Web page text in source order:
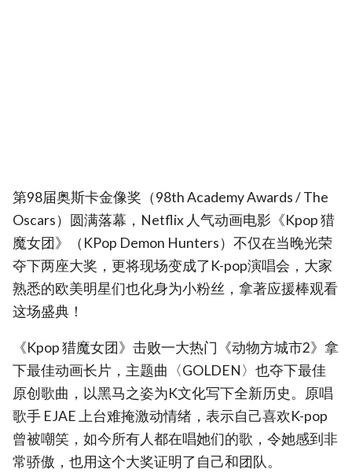
第98届奥斯卡金像奖（98th Academy Awards / The
Oscars）圆满落幕，Netflix 人气动画电影《Kpop 猎
魔女团》（KPop Demon Hunters）不仅在当晚光荣
夺下两座大奖，更将现场变成了K-pop演唱会，大家
熟悉的欧美明星们也化身为小粉丝，拿著应援棒观看
这场盛典！
《Kpop 猎魔女团》击败一大热门《动物方城市2》拿
下最佳动画长片，主题曲〈GOLDEN〉也夺下最佳
原创歌曲，以黑马之姿为K文化写下全新历史。原唱
歌手 EJAE 上台难掩激动情绪，表示自己喜欢K-pop
曾被嘲笑，如今所有人都在唱她们的歌，令她感到非
常骄傲，也用这个大奖证明了自己和团队。